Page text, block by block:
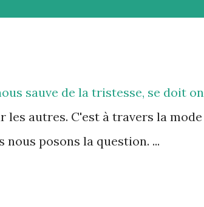
sauve de la tristesse, se doit on
les autres. C'est à travers la
posons la question. ...